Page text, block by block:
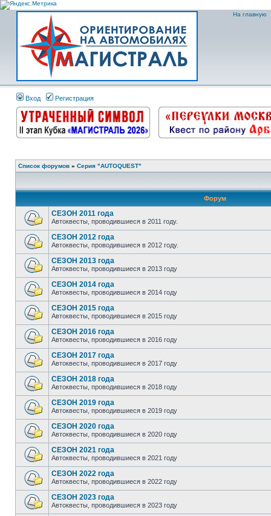
На главную
Вход Регистрация
Список форумов » Серия "AUTOQUEST"
Форум
СЕЗОН 2011 года
Автоквесты, проводившиеся в 2011 году.
СЕЗОН 2012 года
Автоквесты, проводившиеся в 2012 году.
СЕЗОН 2013 года
Автоквесты, проводившиеся в 2013 году
СЕЗОН 2014 года
Автоквесты, проводившиеся в 2014 году
СЕЗОН 2015 года
Автоквесты, проводившиеся в 2015 году
СЕЗОН 2016 года
Автоквесты, проводившиеся в 2016 году
СЕЗОН 2017 года
Автоквесты, проводившиеся в 2017 году
СЕЗОН 2018 года
Автоквесты, проводившиеся в 2018 году
СЕЗОН 2019 года
Автоквесты, проводившиеся в 2019 году
СЕЗОН 2020 года
Автоквесты, проводившиеся в 2020 году
СЕЗОН 2021 года
Автоквесты, проводившиеся в 2021 году
СЕЗОН 2022 года
Автоквесты, проводившиеся в 2022 году
СЕЗОН 2023 года
Автоквесты, проводившиеся в 2023 году